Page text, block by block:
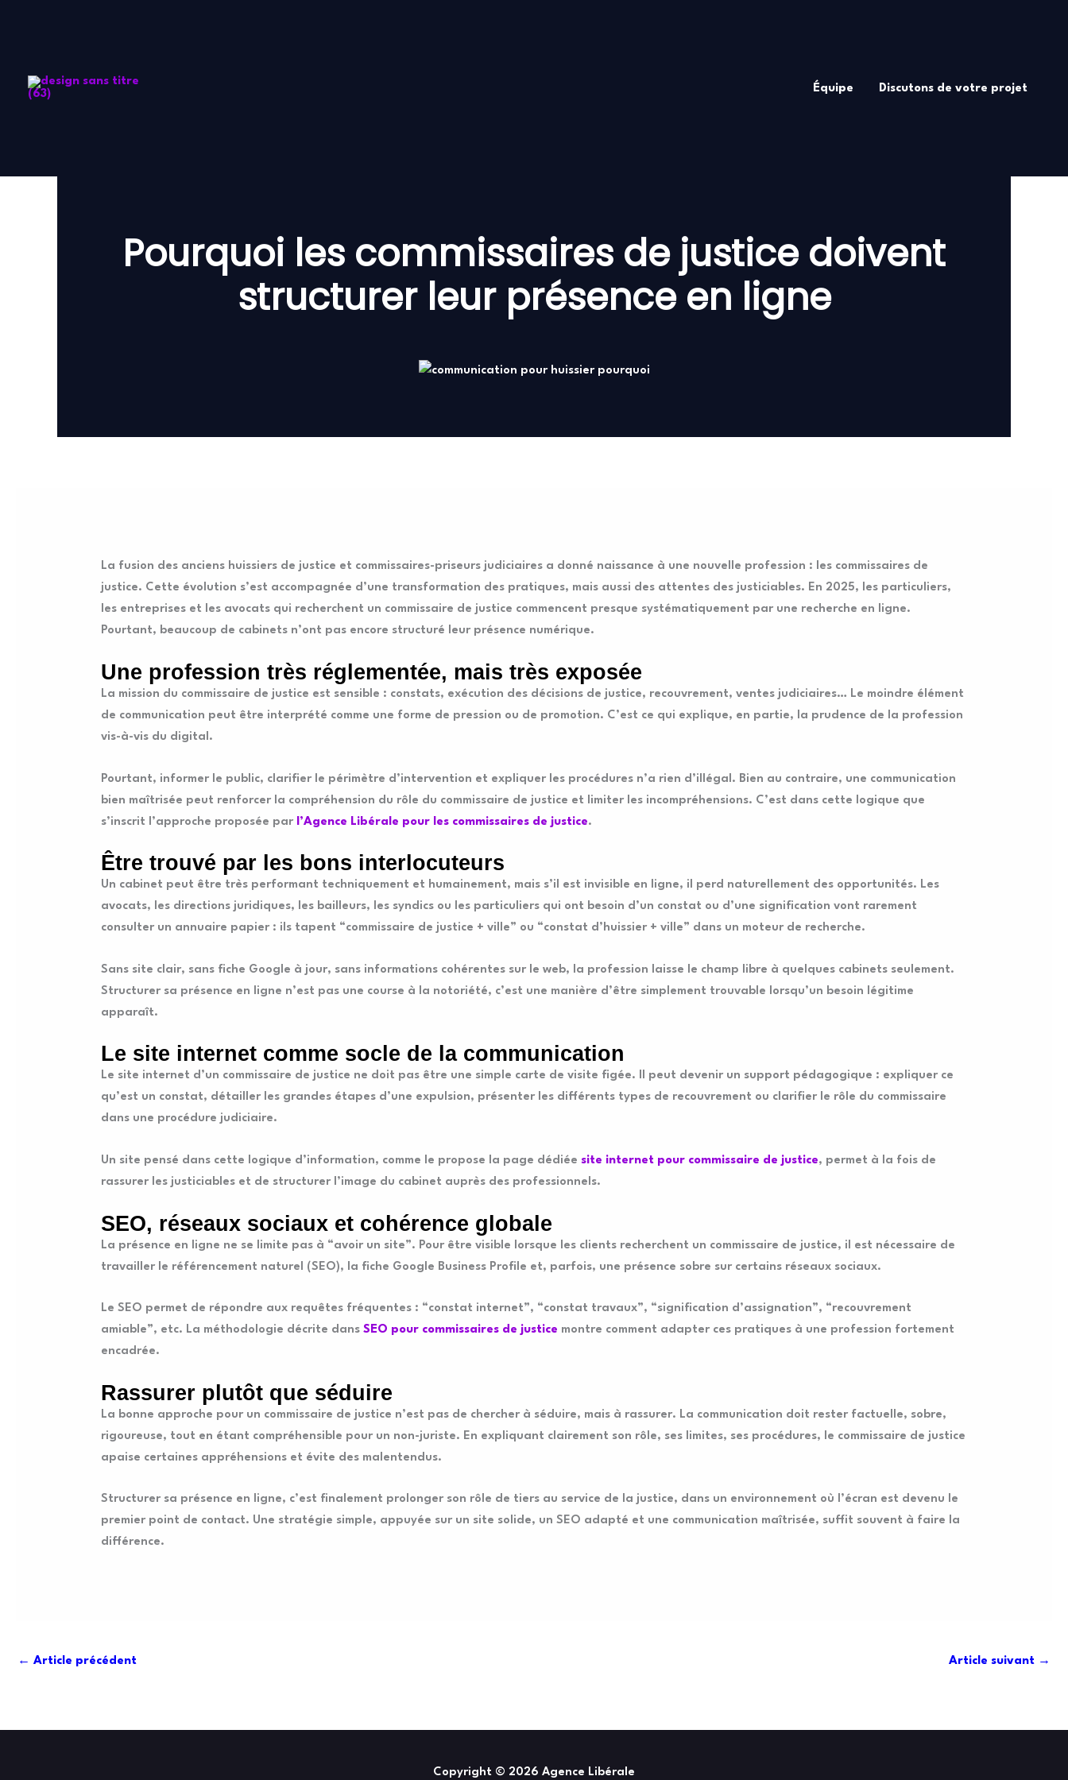
Équipe Discutons de votre projet
Pourquoi les commissaires de justice doivent
structurer leur présence en ligne
La fusion des anciens huissiers de justice et commissaires-priseurs judiciaires a donné naissance à une nouvelle profession : les commissaires de
justice. Cette évolution s’est accompagnée d’une transformation des pratiques, mais aussi des attentes des justiciables. En 2025, les particuliers,
les entreprises et les avocats qui recherchent un commissaire de justice commencent presque systématiquement par une recherche en ligne.
Pourtant, beaucoup de cabinets n’ont pas encore structuré leur présence numérique.
Une profession très réglementée, mais très exposée
La mission du commissaire de justice est sensible : constats, exécution des décisions de justice, recouvrement, ventes judiciaires… Le moindre élément
de communication peut être interprété comme une forme de pression ou de promotion. C’est ce qui explique, en partie, la prudence de la profession
vis-à-vis du digital.
Pourtant, informer le public, clarifier le périmètre d’intervention et expliquer les procédures n’a rien d’illégal. Bien au contraire, une communication
bien maîtrisée peut renforcer la compréhension du rôle du commissaire de justice et limiter les incompréhensions. C’est dans cette logique que
s’inscrit l’approche proposée par l’Agence Libérale pour les commissaires de justice.
Être trouvé par les bons interlocuteurs
Un cabinet peut être très performant techniquement et humainement, mais s’il est invisible en ligne, il perd naturellement des opportunités. Les
avocats, les directions juridiques, les bailleurs, les syndics ou les particuliers qui ont besoin d’un constat ou d’une signification vont rarement
consulter un annuaire papier : ils tapent “commissaire de justice + ville” ou “constat d’huissier + ville” dans un moteur de recherche.
Sans site clair, sans fiche Google à jour, sans informations cohérentes sur le web, la profession laisse le champ libre à quelques cabinets seulement.
Structurer sa présence en ligne n’est pas une course à la notoriété, c’est une manière d’être simplement trouvable lorsqu’un besoin légitime
apparaît.
Le site internet comme socle de la communication
Le site internet d’un commissaire de justice ne doit pas être une simple carte de visite figée. Il peut devenir un support pédagogique : expliquer ce
qu’est un constat, détailler les grandes étapes d’une expulsion, présenter les différents types de recouvrement ou clarifier le rôle du commissaire
dans une procédure judiciaire.
Un site pensé dans cette logique d’information, comme le propose la page dédiée site internet pour commissaire de justice, permet à la fois de
rassurer les justiciables et de structurer l’image du cabinet auprès des professionnels.
SEO, réseaux sociaux et cohérence globale
La présence en ligne ne se limite pas à “avoir un site”. Pour être visible lorsque les clients recherchent un commissaire de justice, il est nécessaire de
travailler le référencement naturel (SEO), la fiche Google Business Profile et, parfois, une présence sobre sur certains réseaux sociaux.
Le SEO permet de répondre aux requêtes fréquentes : “constat internet”, “constat travaux”, “signification d’assignation”, “recouvrement
amiable”, etc. La méthodologie décrite dans SEO pour commissaires de justice montre comment adapter ces pratiques à une profession fortement
encadrée.
Rassurer plutôt que séduire
La bonne approche pour un commissaire de justice n’est pas de chercher à séduire, mais à rassurer. La communication doit rester factuelle, sobre,
rigoureuse, tout en étant compréhensible pour un non-juriste. En expliquant clairement son rôle, ses limites, ses procédures, le commissaire de justice
apaise certaines appréhensions et évite des malentendus.
Structurer sa présence en ligne, c’est finalement prolonger son rôle de tiers au service de la justice, dans un environnement où l’écran est devenu le
premier point de contact. Une stratégie simple, appuyée sur un site solide, un SEO adapté et une communication maîtrisée, suffit souvent à faire la
différence.
← Article précédent Article suivant →
Copyright © 2026 Agence Libérale